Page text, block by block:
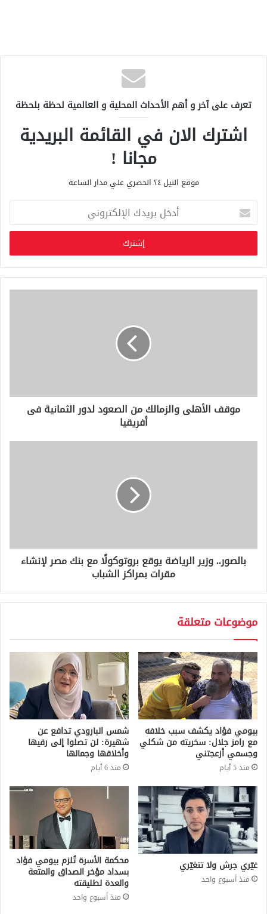
تعرف على آخر و أهم الأحداث المحلية و العالمية لحظة بلحظة
اشترك الان في القائمة البريدية
مجانا !
موقع النيل ٢٤ الحصري علي مدار الساعة
خ
ب
ر
ي
ر
موقف الأهلى والزمالك من الصعود لدور الثمانية فى
أفريقيا
بالصور.. وزير الرياضة يوقع بروتوكولًا مع بنك مصر لإنشاء
مقرات بمراكز الشباب
موضوعات متعلقة
بيومي فؤاد يكشف سبب خلافه
مع رامز جلال: سخريته من شكلي
وجسمي أزعجتني
منذ 5 أيام
شمس البارودي تدافع عن
شهيرة: لن تصلوا إلى رقيها
وأخلاقها وجمالها
منذ 6 أيام
غيّري جرش ولا تتغيّري
منذ أسبوع واحد
محكمة الأسرة تُلزم بيومي فؤاد
بسداد مؤخر الصداق والمتعة
والعدة لطليقته
منذ أسبوع واحد